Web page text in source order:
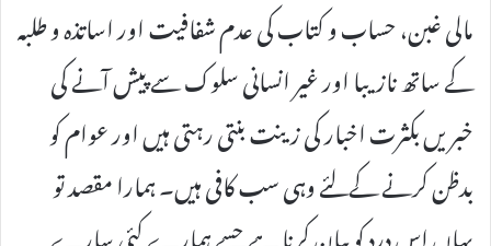
مالی غبن، حساب و کتاب کی عدم شفافیت اور اساتذہ و طلبہ
کے ساتھ نازیبا اور غیر انسانی سلوک سے پیش آنے کی
خبریں بکثرت اخبار کی زینت بنتی رہتی ہیں اور عوام کو
بدظن کرنے کےلئے وہی سب کافی ہیں۔ ہمارا مقصد تو
یہاں اس درد کو بیان کرنا ہے جسے ہمارے کئی سارے